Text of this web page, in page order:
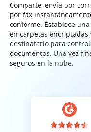
Comparte, envía por
por fax
conforme. Establece
en carpetas
destinatario para
documentos. Una vez
seguros en la nube.